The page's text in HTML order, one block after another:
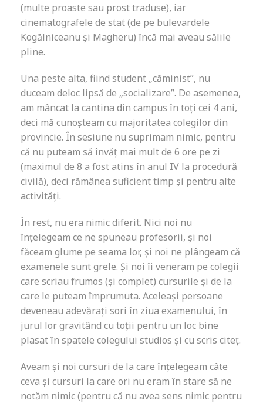
(multe proaste sau prost traduse), iar
cinematografele de stat (de pe bulevardele
Kogălniceanu și Magheru) încă mai aveau sălile
pline.
Una peste alta, fiind student „căminist”, nu
duceam deloc lipsă de „socializare”. De asemenea,
am mâncat la cantina din campus în toți cei 4 ani,
deci mă cunoșteam cu majoritatea colegilor din
provincie. În sesiune nu suprimam nimic, pentru
că nu puteam să învăț mai mult de 6 ore pe zi
(maximul de 8 a fost atins în anul IV la procedură
civilă), deci rămânea suficient timp și pentru alte
activități.
În rest, nu era nimic diferit. Nici noi nu
înțelegeam ce ne spuneau profesorii, și noi
făceam glume pe seama lor, și noi ne plângeam că
examenele sunt grele. Și noi îi veneram pe colegii
care scriau frumos (și complet) cursurile și de la
care le puteam împrumuta. Aceleași persoane
deveneau adevărați sori în ziua examenului, în
jurul lor gravitând cu toții pentru un loc bine
plasat în spatele colegului studios și cu scris citeț.
Aveam și noi cursuri de la care înțelegeam câte
ceva și cursuri la care ori nu eram în stare să ne
notăm nimic (pentru că nu avea sens nimic pentru